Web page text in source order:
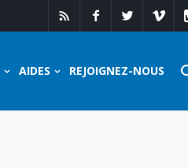
AIDES REJOIGNEZ-NOUS